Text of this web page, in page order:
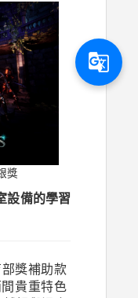
獎
設備的學習
獎補助款
貴重特色
g_translate